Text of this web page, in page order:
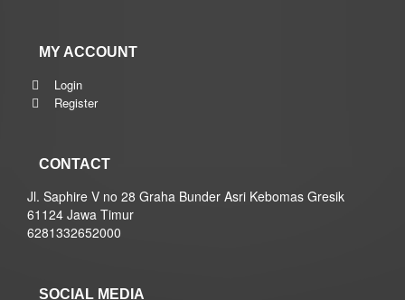
MY ACCOUNT
Login
Register
CONTACT
Jl. Saphire V no 28 Graha Bunder Asri Kebomas Gresik
61124 Jawa Timur
6281332652000
SOCIAL MEDIA